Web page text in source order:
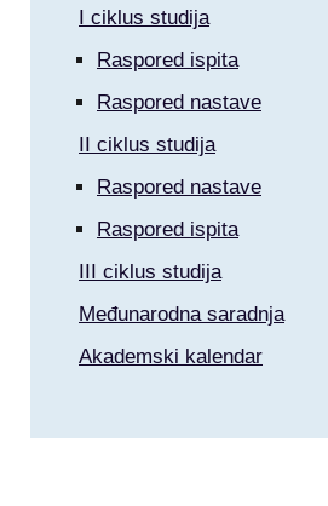
I ciklus studija
Raspored ispita
Raspored nastave
II ciklus studija
Raspored nastave
Raspored ispita
III ciklus studija
Međunarodna saradnja
Akademski kalendar